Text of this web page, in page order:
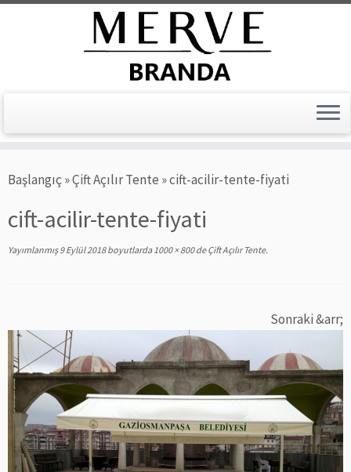
toBaşlangıç»Çift Açılır Tente »cift-acilir-tente-fiyati
cift-acilir-tente-fiyati
Yayımlanmış 9 Eylül 2018boyutlarda1000 × 800deÇift Açılır Tente.
Sonraki &arr;